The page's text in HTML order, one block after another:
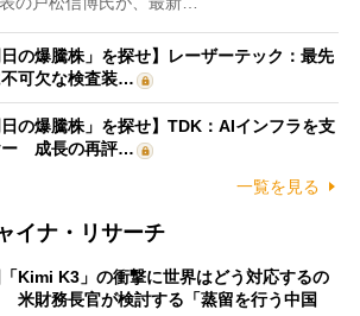
日の爆騰株」を探せ】レーザーテック：最先
可欠な検査装…
日の爆騰株」を探せ】TDK：AIインフラを支
ー 成長の再評…
一覧を見る
イナ・リサーチ
Kimi K3」の衝撃に世界はどう対応するの
米財務長官が検討する「蒸留を行う中国